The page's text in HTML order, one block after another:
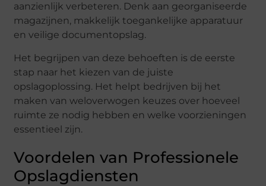
aanzienlijk verbeteren. Denk aan georganiseerde
magazijnen, makkelijk toegankelijke apparatuur
en veilige documentopslag.
Het begrijpen van deze behoeften is de eerste
stap naar het kiezen van de juiste
opslagoplossing. Het helpt bedrijven bij het
maken van weloverwogen keuzes over hoeveel
ruimte ze nodig hebben en welke voorzieningen
essentieel zijn.
Voordelen van Professionele
Opslagdiensten